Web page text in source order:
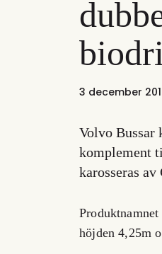
3 december
Volvo Bussar
komplement
karosseras
höjden 4,25m